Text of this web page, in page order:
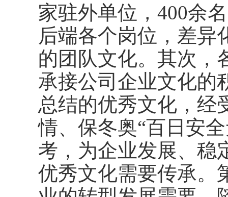
家驻外单位，400余
后端各个岗位，差异
的团队文化。其次，
承接公司企业文化的
总结的优秀文化，经
情、保冬奥“百日安
考，为企业发展、稳
优秀文化需要传承。